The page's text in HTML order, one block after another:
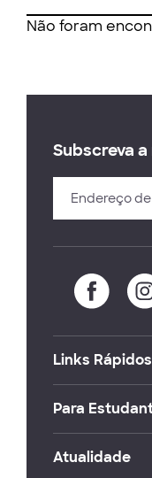
Não foram
Subscreva
Links Rápidos
Para
Atualidade